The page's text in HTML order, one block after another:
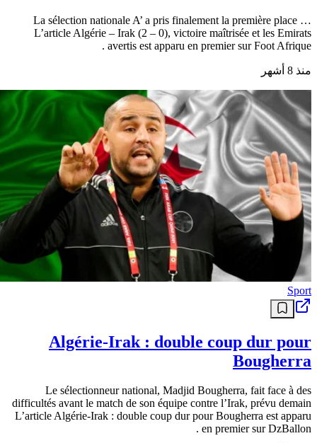
La sélection nationale A’ a pris finalement la première place …
L’article Algérie – Irak (2 – 0), victoire maîtrisée et les Emirats
avertis est apparu en premier sur Foot Afrique .
منذ 8 أشهر
Sport
Algérie-Irak : double coup dur pour
Bougherra
Le sélectionneur national, Madjid Bougherra, fait face à des
difficultés avant le match de son équipe contre l’Irak, prévu demain
L’article Algérie-Irak : double coup dur pour Bougherra est apparu
en premier sur DzBallon .